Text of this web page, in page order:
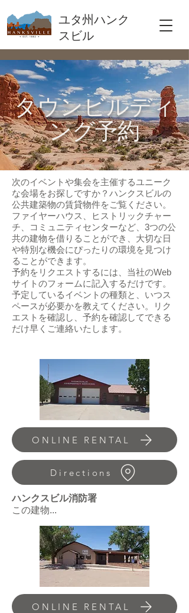
ユタ州ハンク
スビル
タウンビルディ
ング予約
次のイベントや集会を主催するユニーク
な会場をお探しですか？ハンクスビルの
公共建築物の賃貸物件をご覧ください。
ファイヤーハウス、ヒストリックチャー
チ、コミュニティセンターなど、3つの公
共の建物を借りることができ、大切な日
や特別な機会にぴったりの環境を見つけ
ることができます。
予約をリクエストするには、当社のWeb
サイトのフォームに記入するだけです。
予定しているイベントの種類と、いつス
ペースが必要かを教えてください。リク
エストを確認し、予約を確認してできる
だけ早くご連絡いたします。
ONLINE RENTAL
Directions
ハンクスビル消防署
この建物...
ONLINE RENTAL